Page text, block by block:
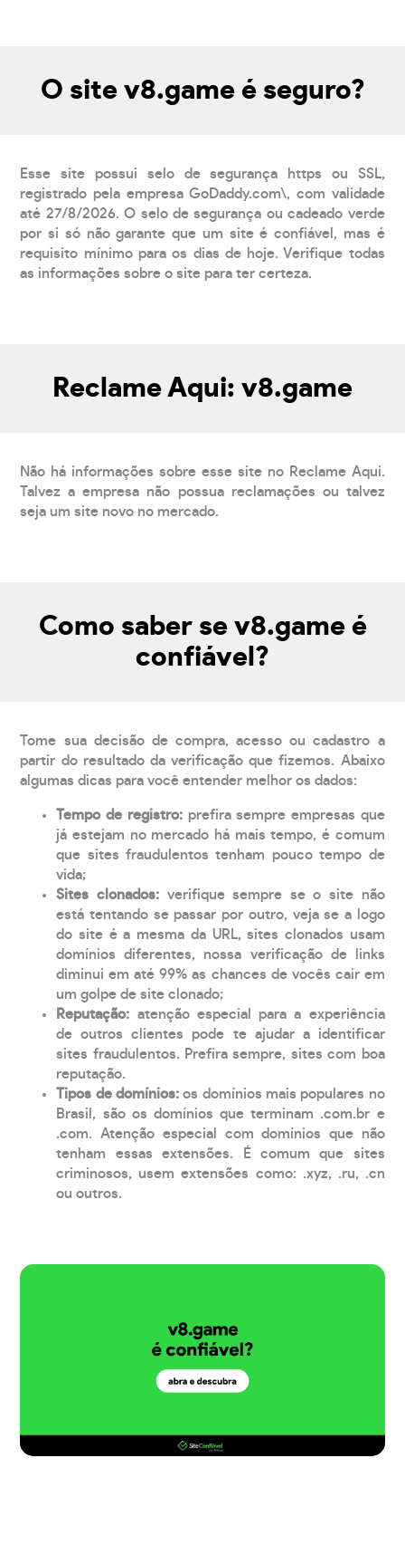
O site v8.game é seguro?
Esse site possui selo de segurança https ou SSL,
registrado pela empresa GoDaddy.com\, com validade
até 27/8/2026. O selo de segurança ou cadeado verde
por si só não garante que um site é confiável, mas é
requisito mínimo para os dias de hoje. Verifique todas
as informações sobre o site para ter certeza.
Reclame Aqui: v8.game
Não há informações sobre esse site no Reclame Aqui.
Talvez a empresa não possua reclamações ou talvez
seja um site novo no mercado.
Como saber se v8.game é
confiável?
Tome sua decisão de compra, acesso ou cadastro a
partir do resultado da verificação que fizemos. Abaixo
algumas dicas para você entender melhor os dados:
Tempo de registro: prefira sempre empresas que
já estejam no mercado há mais tempo, é comum
que sites fraudulentos tenham pouco tempo de
vida;
Sites clonados: verifique sempre se o site não
está tentando se passar por outro, veja se a logo
do site é a mesma da URL, sites clonados usam
domínios diferentes, nossa verificação de links
diminui em até 99% as chances de vocês cair em
um golpe de site clonado;
Reputação: atenção especial para a experiência
de outros clientes pode te ajudar a identificar
sites fraudulentos. Prefira sempre, sites com boa
reputação.
Tipos de domínios:os domínios mais populares no
Brasil, são os domínios que terminam .com.br e
.com. Atenção especial com domínios que não
tenham essas extensões. É comum que sites
criminosos, usem extensões como: .xyz, .ru, .cn
ou outros.